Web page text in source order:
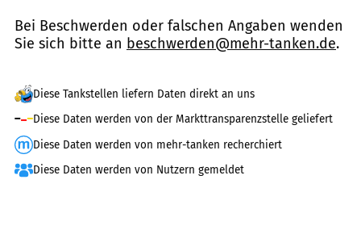
Bei Beschwerden oder falschen Angaben wenden
Sie sich bitte an beschwerden@mehr-tanken.de.
Diese Tankstellen liefern Daten direkt an uns
Diese Daten werden von der Markttransparenzstelle geliefert
Diese Daten werden von mehr-tanken recherchiert
Diese Daten werden von Nutzern gemeldet